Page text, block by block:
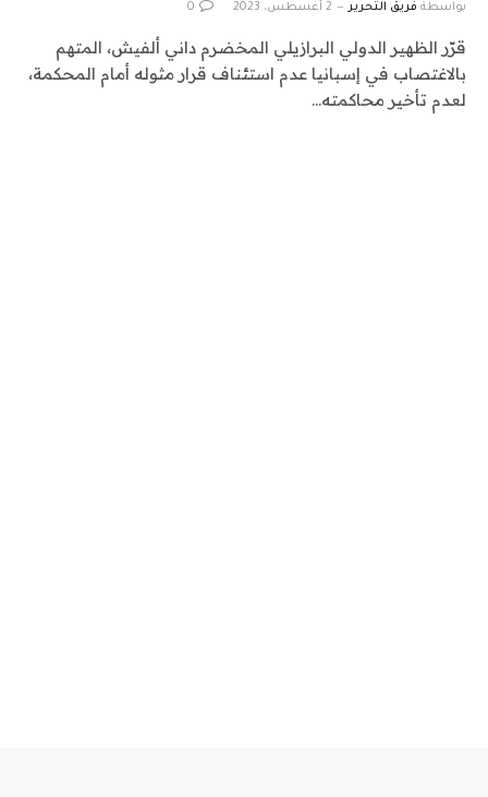
بواسطة فريق التحرير 2 أغسطس، 2023 0
قرّر الظهير الدولي البرازيلي المخضرم داني ألفيش، المتهم
بالاغتصاب في إسبانيا عدم استئناف قرار مثوله أمام المحكمة،
لعدم تأخير محاكمته…